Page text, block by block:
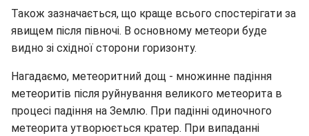
Також зазначається, що краще всього спостерігати за
явищем після півночі. В основному метеори буде
видно зі східної сторони горизонту.
Нагадаємо, метеоритний дощ - множинне падіння
метеоритів після руйнування великого метеорита в
процесі падіння на Землю. При падінні одиночного
метеорита утворюється кратер. При випаданні